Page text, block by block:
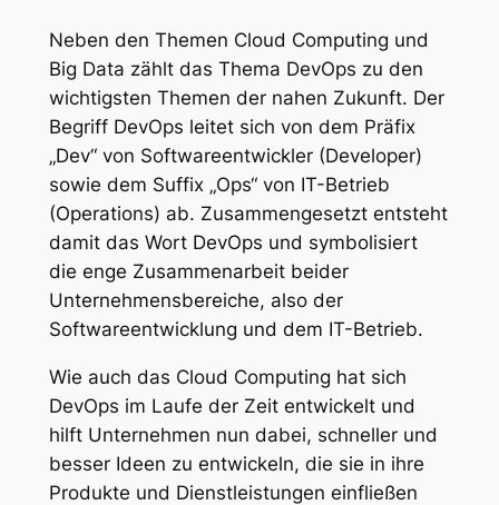
Neben den Themen Cloud Computing und
Big Data zählt das Thema DevOps zu den
wichtigsten Themen der nahen Zukunft. Der
Begriff DevOps leitet sich von dem Präfix
„Dev“ von Softwareentwickler (Developer)
sowie dem Suffix „Ops“ von IT-Betrieb
(Operations) ab. Zusammengesetzt entsteht
damit das Wort DevOps und symbolisiert
die enge Zusammenarbeit beider
Unternehmensbereiche, also der
Softwareentwicklung und dem IT-Betrieb.
Wie auch das Cloud Computing hat sich
DevOps im Laufe der Zeit entwickelt und
hilft Unternehmen nun dabei, schneller und
besser Ideen zu entwickeln, die sie in ihre
Produkte und Dienstleistungen einfließen